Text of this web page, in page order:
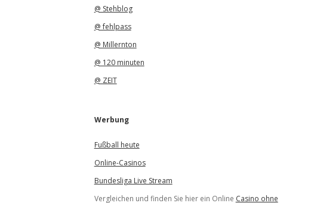
@ Stehblog
@ fehlpass
@ Millernton
@ 120 minuten
@ ZEIT
Werbung
Fußball heute
Online-Casinos
Bundesliga Live Stream
Vergleichen und finden Sie hier ein Online Casino ohne